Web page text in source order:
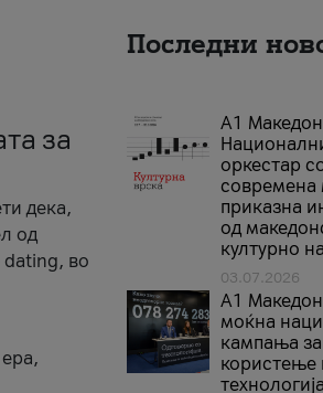
за
дека,
од
dating, во
Последни
А1
оркестар
современа
приказна
од
културно
03.07.2026
A1
моќна
кампања
користење